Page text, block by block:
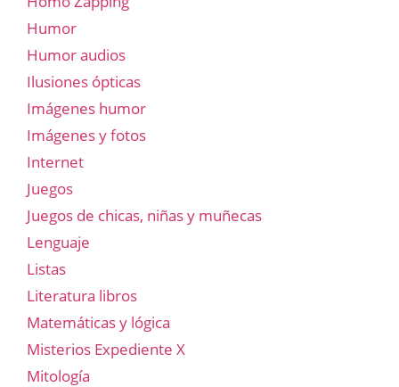
Humor
Humor audios
Ilusiones ópticas
Imágenes humor
Imágenes y fotos
Internet
Juegos
Juegos de chicas, niñas y muñecas
Lenguaje
Listas
Literatura libros
Matemáticas y lógica
Misterios Expediente X
Mitología